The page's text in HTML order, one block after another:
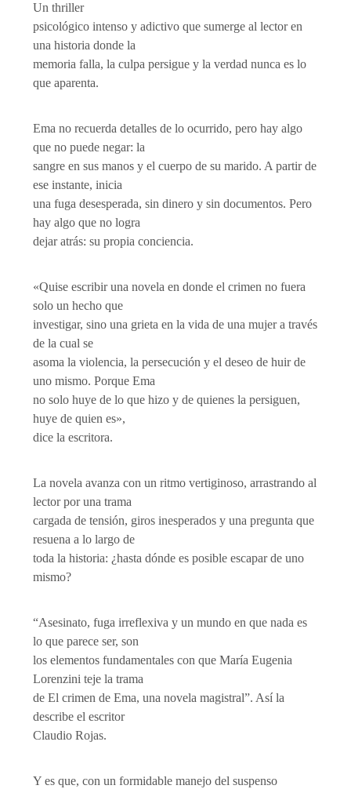
Un thriller
psicológico intenso y adictivo que sumerge al lector en
una historia donde la
memoria falla, la culpa persigue y la verdad nunca es lo
que aparenta.
Ema no recuerda detalles de lo ocurrido, pero hay algo
que no puede negar: la
sangre en sus manos y el cuerpo de su marido. A partir de
ese instante, inicia
una fuga desesperada, sin dinero y sin documentos. Pero
hay algo que no logra
dejar atrás: su propia conciencia.
«Quise escribir una novela en donde el crimen no fuera
solo un hecho que
investigar, sino una grieta en la vida de una mujer a través
de la cual se
asoma la violencia, la persecución y el deseo de huir de
uno mismo. Porque Ema
no solo huye de lo que hizo y de quienes la persiguen,
huye de quien es»,
dice la escritora.
La novela avanza con un ritmo vertiginoso, arrastrando al
lector por una trama
cargada de tensión, giros inesperados y una pregunta que
resuena a lo largo de
toda la historia: ¿hasta dónde es posible escapar de uno
mismo?
“Asesinato, fuga irreflexiva y un mundo en que nada es
lo que parece ser, son
los elementos fundamentales con que María Eugenia
Lorenzini teje la trama
de El crimen de Ema, una novela magistral”. Así la
describe el escritor
Claudio Rojas.
Y es que, con un formidable manejo del suspenso